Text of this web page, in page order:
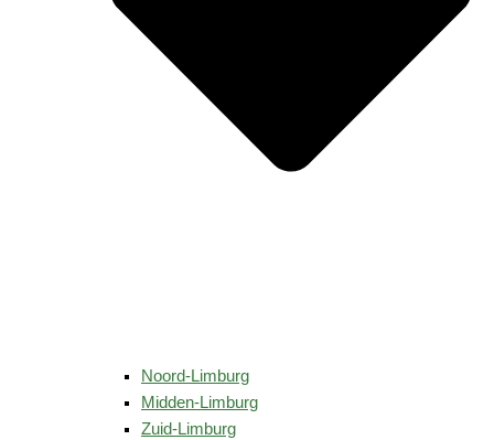
Noord-Limburg
Midden-Limburg
Zuid-Limburg